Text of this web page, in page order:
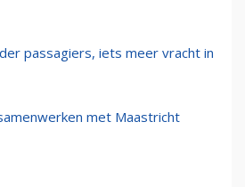
passagiers, iets meer vracht in
met Maastricht